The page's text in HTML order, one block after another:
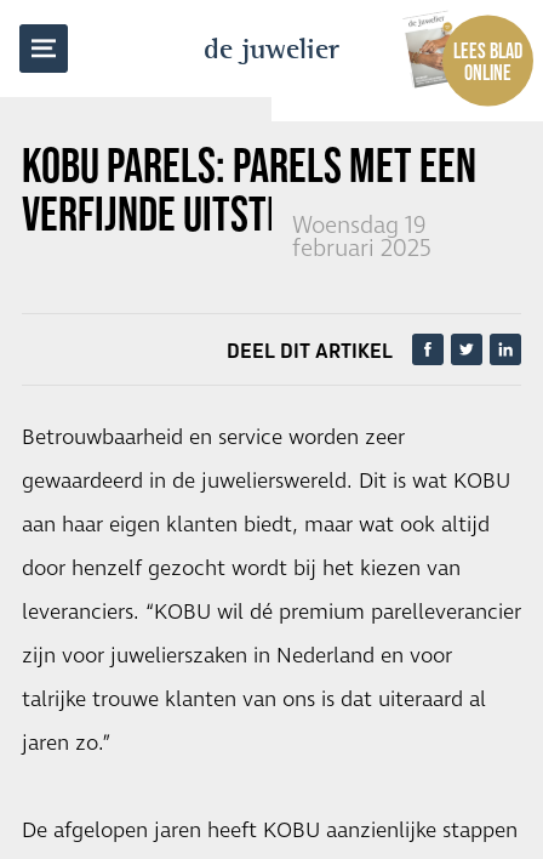
de juwelier
LEES BLAD
ONLINE
KOBU PARELS: PARELS MET EEN
VERFIJNDE UITSTRALING
Woensdag 19
februari 2025
TERUG NAAR OVERZICHT
DEEL DIT ARTIKEL
Betrouwbaarheid en service worden zeer
gewaardeerd in de juwelierswereld. Dit is wat KOBU
aan haar eigen klanten biedt, maar wat ook altijd
door henzelf gezocht wordt bij het kiezen van
leveranciers. “KOBU wil dé premium parelleverancier
zijn voor juwelierszaken in Nederland en voor
talrijke trouwe klanten van ons is dat uiteraard al
jaren zo.”
De afgelopen jaren heeft KOBU aanzienlijke stappen